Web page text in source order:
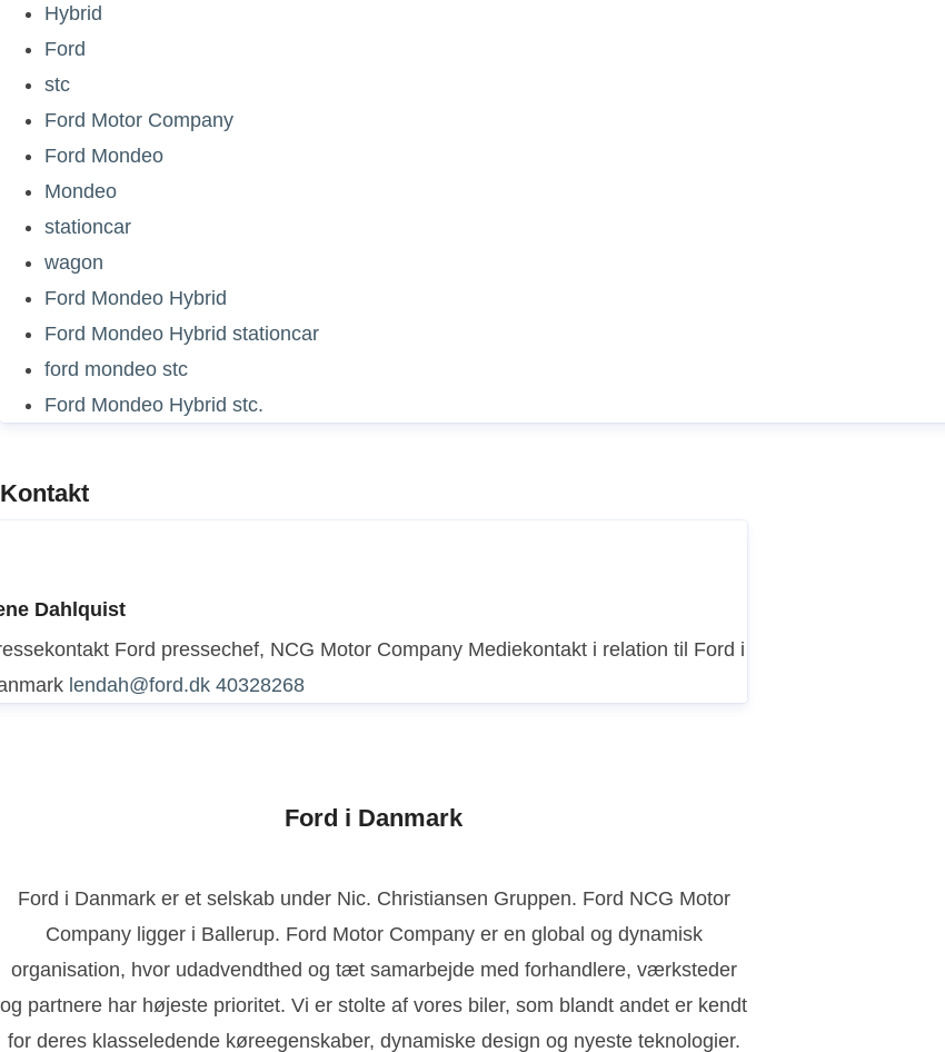
Hybrid
Ford
stc
Ford Motor Company
Ford Mondeo
Mondeo
stationcar
wagon
Ford Mondeo Hybrid
Ford Mondeo Hybrid stationcar
ford mondeo stc
Ford Mondeo Hybrid stc.
Kontakt
Dahlquist
Ford pressechef, NCG Motor Company Mediekontakt i relation til Ford i
lendah@ford.dk 40328268
Ford i Danmark
Ford i Danmark er et selskab under Nic. Christiansen Gruppen. Ford NCG Motor
Company ligger i Ballerup. Ford Motor Company er en global og dynamisk
organisation, hvor udadvendthed og tæt samarbejde med forhandlere, værksteder
og partnere har højeste prioritet. Vi er stolte af vores biler, som blandt andet er kendt
for deres klasseledende køreegenskaber, dynamiske design og nyeste teknologier.